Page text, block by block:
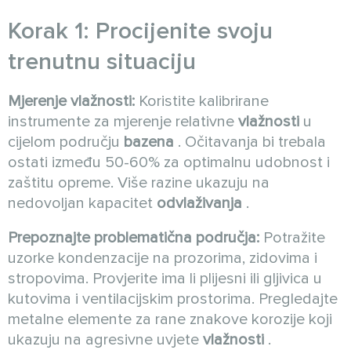
Korak 1: Procijenite svoju
trenutnu situaciju
Mjerenje vlažnosti: Koristite kalibrirane
instrumente za mjerenje relativne vlažnosti u
cijelom području bazena . Očitavanja bi trebala
ostati između 50-60% za optimalnu udobnost i
zaštitu opreme. Više razine ukazuju na
nedovoljan kapacitet odvlaživanja .
Prepoznajte problematična područja: Potražite
uzorke kondenzacije na prozorima, zidovima i
stropovima. Provjerite ima li plijesni ili gljivica u
kutovima i ventilacijskim prostorima. Pregledajte
metalne elemente za rane znakove korozije koji
ukazuju na agresivne uvjete vlažnosti .